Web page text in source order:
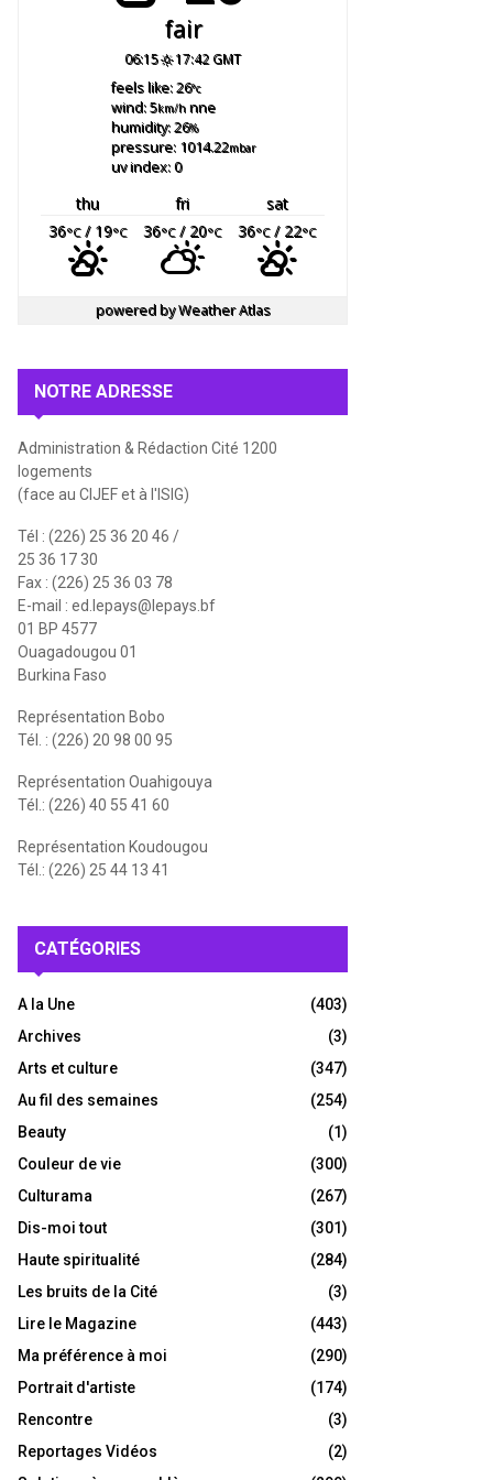
fair
06:15 17:42 GMT
feels like: 26°c
wind: 5km/hnne
humidity: 26%
pressure: 1014.22mbar
uv index: 0
thu fri
sat
36°C/ 19°C 36°C/ 20°C 36°C/ 22°C
powered byWeather Atlas
NOTRE ADRESSE
Administration & Rédaction Cité 1200
logements
(face au CIJEF et à l'ISIG)
Tél : (226) 25 36 20 46 /
25 36 17 30
Fax : (226) 25 36 03 78
E-mail : ed.lepays@lepays.bf
01 BP 4577
Ouagadougou 01
Burkina Faso
Représentation Bobo
Tél. : (226) 20 98 00 95
Représentation Ouahigouya
Tél.: (226) 40 55 41 60
Représentation Koudougou
Tél.: (226) 25 44 13 41
CATÉGORIES
A la Une
(403)
Archives
(3)
Arts et culture
(347)
Au fil des semaines
(254)
Beauty
(1)
Couleur de vie
(300)
Culturama
(267)
Dis-moi tout
(301)
Haute spiritualité
(284)
Les bruits de la Cité
(3)
Lire le Magazine
(443)
Ma préférence à moi
(290)
Portrait d'artiste
(174)
Rencontre
(3)
Reportages Vidéos
(2)